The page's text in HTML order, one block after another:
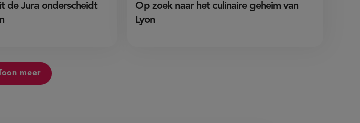
de Jura onderscheidt
Op zoek naar het culinaire geheim van
Lyon
meer